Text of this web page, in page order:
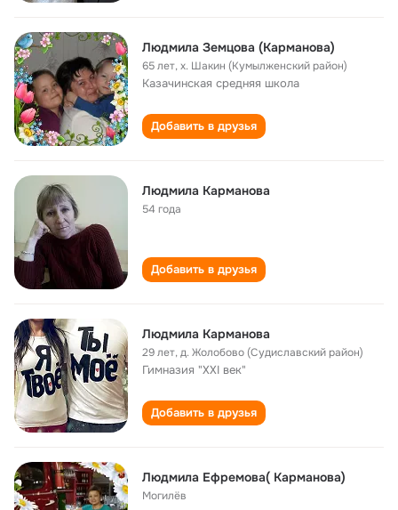
Людмила Земцова (Карманова)
65 лет,х. Шакин (Кумылженский район)
Казачинская cредняя школа
Добавить в друзья
Людмила Карманова
54 года
Добавить в друзья
Людмила Карманова
29 лет,д. Жолобово (Судиславский район)
Гимназия "XXI век"
Добавить в друзья
Людмила Ефремова( Карманова)
Могилёв